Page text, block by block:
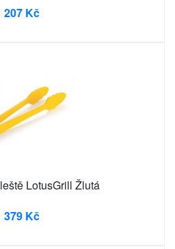
207 Kč
LotusGrill Žlutá
379 Kč